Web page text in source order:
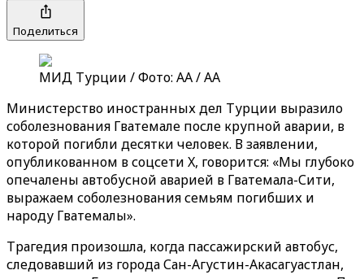
Поделиться
МИД Турции / Фото: AA / AA
Министерство иностранных дел Турции выразило
соболезнования Гватемале после крупной аварии, в
которой погибли десятки человек. В заявлении,
опубликованном в соцсети X, говорится: «Мы глубоко
опечалены автобусной аварией в Гватемала-Сити,
выражаем соболезнования семьям погибших и
народу Гватемалы».
Трагедия произошла, когда пассажирский автобус,
следовавший из города Сан-Агустин-Акасагуастлан,